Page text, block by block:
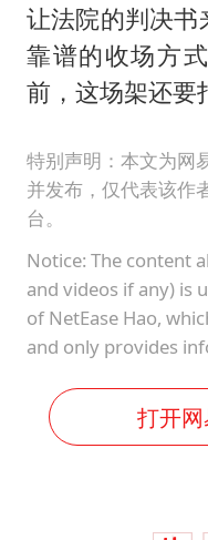
让法院的判决书
靠谱的收场方
前，这场架还要
特别声明：本文为网
并发布，仅代表该作
台。
Notice: The content
and videos if any) is
of NetEase Hao,
and only provides
打开